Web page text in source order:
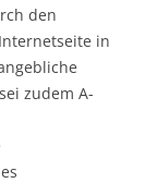
den
in
zudem A-